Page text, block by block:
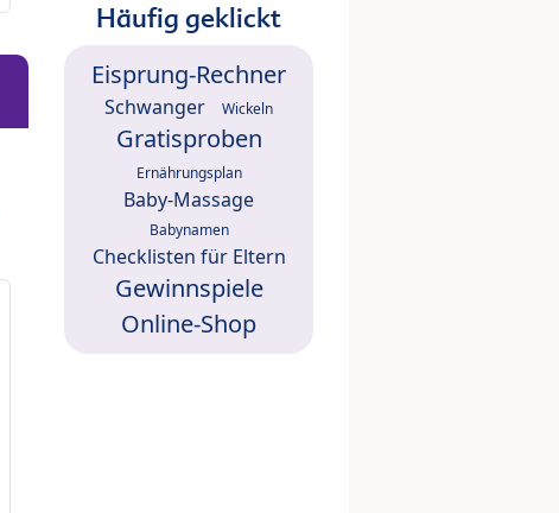
Häufig geklickt
Eisprung-Rechner
Schwanger Wickeln
Gratisproben
Ernährungsplan
Baby-Massage
Babynamen
Checklisten für Eltern
Gewinnspiele
Online-Shop